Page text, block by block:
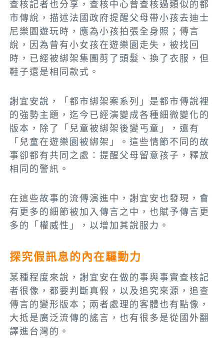
查核記者也分享，查核中心曾查核過類似的都
市傳說，描述法國政府提醒父母帶小孩去迪士
尼樂園遊玩時，應為小孩拍張全身照；傳言
說，因為曾有小女孩在遊樂園走失，被找回
時，已經被綁架集團剪了頭髮、換了衣服，但
鞋子還是相同款式。
謝宜安說，「都市綁架案系列」是都市傳說裡
的強勢主題，迄今已經演變成各種細微變化的
版本，除了「兒童被綁架後變丐童」，還有
「兒童在遊樂園被綁架」。這些情節不同的故
事卻都有共同之處：提醒父母留意孩子，釋放
相同的警訊。
在這些故事的流傳演進中，謝宜安也發現，會
有更多的細節被加入傳言之中，也賦予傳言更
多的「權威性」，以增加其說服力。
探究假訊息的內在驅動力
某種程度來說，謝宜安在做的事與事實查核記
者很像，都要判斷真假，以及追究來源，追查
傳言的變形版本；兩者處理的客體也有點像，
大抵是廣泛流傳的謠言，也有很多是從國外翻
譯進台灣的。